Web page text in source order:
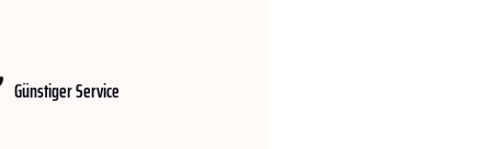
Günstiger Service